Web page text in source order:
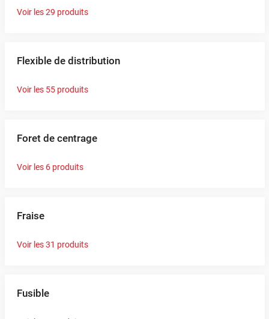
Voir les 29 produits
Flexible de distribution
Voir les 55 produits
Foret de centrage
Voir les 6 produits
Fraise
Voir les 31 produits
Fusible